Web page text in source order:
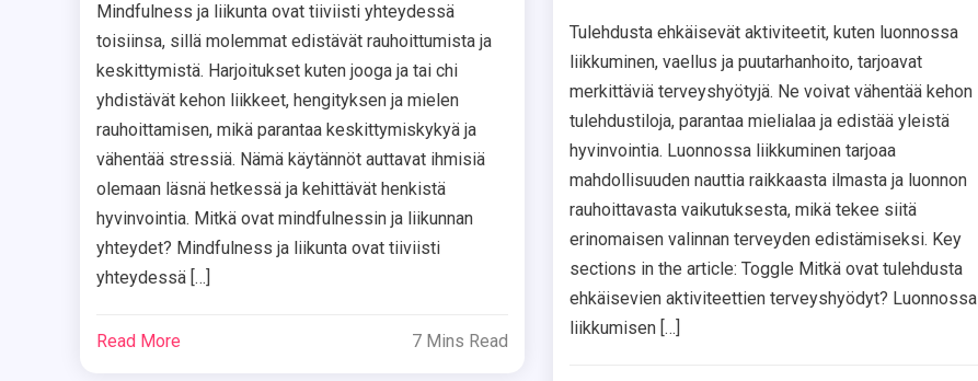
Mindfulness ja liikunta ovat tiiviisti yhteydessä
toisiinsa, sillä molemmat edistävät rauhoittumista ja
keskittymistä. Harjoitukset kuten jooga ja tai chi
yhdistävät kehon liikkeet, hengityksen ja mielen
rauhoittamisen, mikä parantaa keskittymiskykyä ja
vähentää stressiä. Nämä käytännöt auttavat ihmisiä
olemaan läsnä hetkessä ja kehittävät henkistä
hyvinvointia. Mitkä ovat mindfulnessin ja liikunnan
yhteydet? Mindfulness ja liikunta ovat tiiviisti
yhteydessä […]
Read More 7 Mins Read
Tulehdusta ehkäisevät aktiviteetit, kuten luonnossa
liikkuminen, vaellus ja puutarhanhoito, tarjoavat
merkittäviä terveyshyötyjä. Ne voivat vähentää kehon
tulehdustiloja, parantaa mielialaa ja edistää yleistä
hyvinvointia. Luonnossa liikkuminen tarjoaa
mahdollisuuden nauttia raikkaasta ilmasta ja luonnon
rauhoittavasta vaikutuksesta, mikä tekee siitä
erinomaisen valinnan terveyden edistämiseksi. Key
sections in the article: Toggle Mitkä ovat tulehdusta
ehkäisevien aktiviteettien terveyshyödyt? Luonnossa
liikkumisen […]